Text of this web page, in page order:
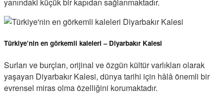
yanındaki küçük bir kapıdan sağlanmaktadır.
Türkiye’nin en görkemli kaleleri – Diyarbakır Kalesi
Surları ve burçları, orijinal ve özgün kültür varlıkları olarak
yaşayan Diyarbakır Kalesi, dünya tarihi için hâlâ önemli bir
evrensel miras olma özelliğini korumaktadır.